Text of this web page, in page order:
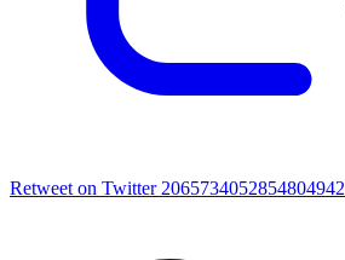
Retweet on Twitter 2065734052854804942